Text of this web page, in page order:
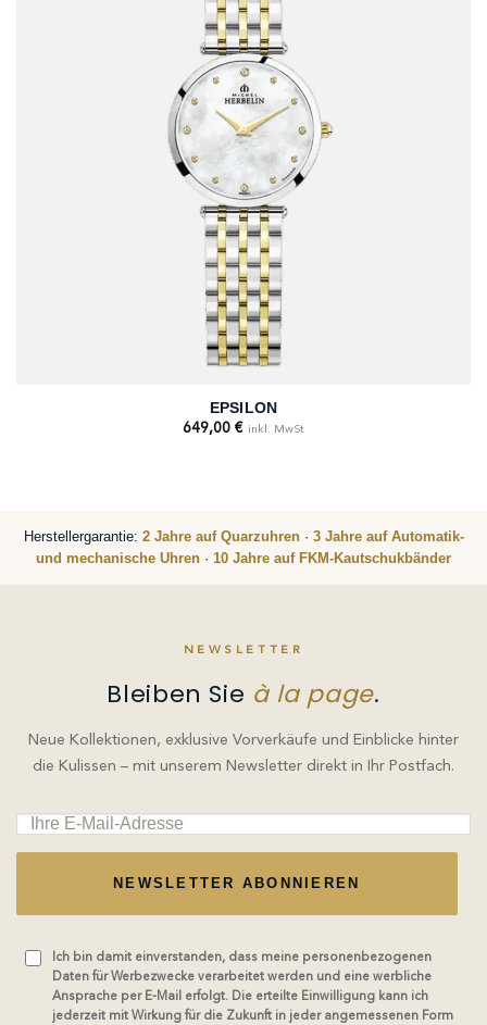
EPSILON
649,00 € inkl. MwSt
Herstellergarantie: 2 Jahre auf Quarzuhren· 3 Jahre auf Automatik-
und mechanische Uhren · 10 Jahre auf FKM-Kautschukbänder
NEWSLETTER
Bleiben Sie à la page.
Neue Kollektionen, exklusive Vorverkäufe und Einblicke hinter
die Kulissen – mit unserem Newsletter direkt in Ihr Postfach.
NEWSLETTER ABONNIEREN
Ich bin damit einverstanden, dass meine personenbezogenen
Daten für Werbezwecke verarbeitet werden und eine werbliche
Ansprache per E-Mail erfolgt. Die erteilte Einwilligung kann ich
jederzeit mit Wirkung für die Zukunft in jeder angemessenen Form